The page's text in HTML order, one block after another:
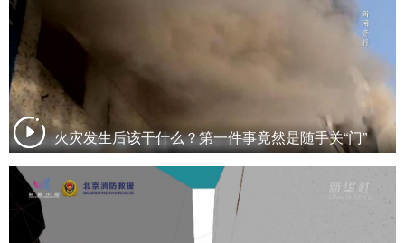
火灾发生后该干什么？第一件事竟然是随手关“门”